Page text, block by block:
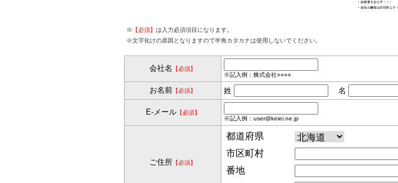
※ 【必須】 は入力必須項目になります。
※文字化けの原因となりますので半角カタカナは使用しないでください。
会社名
【必須】
※記入例：株式会社○○○○
お名前 【必須】 姓 名
E-メール【必須】
※記入例：user@keiei.ne.jp
ご住所 【必須】
都道府県
市区町村
番地